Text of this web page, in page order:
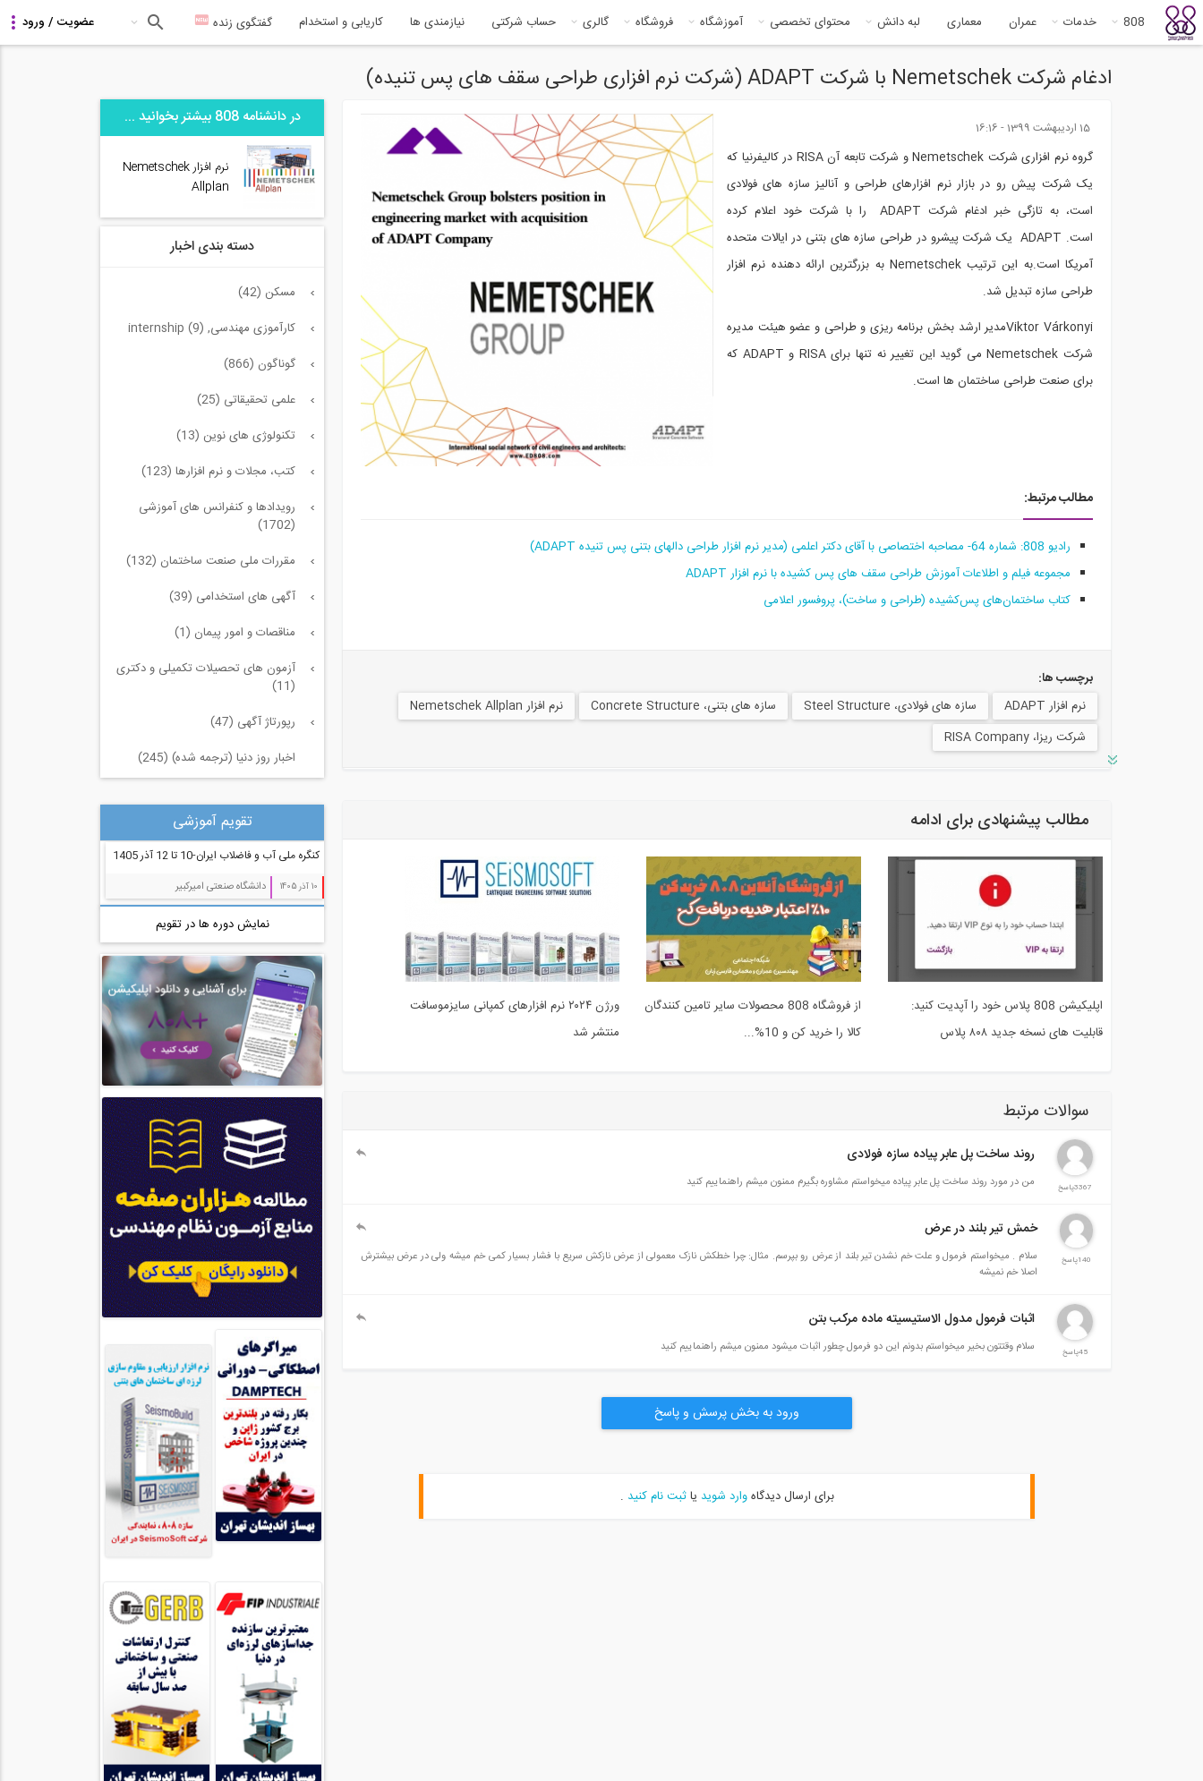
808 خدمات عمران معماری لبه دانش محتوای تخصصی آموزشگاه فروشگاه گالری حساب شرکتی نیازمندی ها کاریابی و استخدام گفتگوی زنده
ادغام شرکت Nemetschek با شرکت ADAPT (شرکت نرم افزاری طراحی سقف های پس تنیده)
15 ارديبهشت 1399 - 16:16
گروه نرم افزاری شرکت Nemetschek و شرکت تابعه آن RISA در کالیفرنیا که
یک شرکت پیش رو در بازار نرم افزارهای طراحی و آنالیز سازه های فولادی
است، به تازگی خبر ادغام شرکت ADAPT را با شرکت خود اعلام کرده
است. ADAPT یک شرکت پیشرو در طراحی سازه های بتنی در ایالات متحده
آمریکا است.به این ترتیب Nemetschek به بزرگترین ارائه دهنده نرم افزار
طراحی سازه تبدیل شد.
Viktor Várkonyiمدیر ارشد بخش برنامه ریزی و طراحی و عضو هیئت مدیره
شرکت Nemetschek می گوید این تغییر نه تنها برای RISA و ADAPT که
برای صنعت طراحی ساختمان ها است.
مطالب مرتبط:
رادیو 808: شماره 64- مصاحبه اختصاصی با آقای دکتر اعلمی (مدیر نرم افزار طراحی دالهای بتنی پس تنیده ADAPT)
مجموعه فیلم و اطلاعات آموزش طراحی سقف های پس کشیده با نرم افزار ADAPT
کتاب ساختمان‌های پس‌کشیده (طراحی و ساخت)، پروفسور اعلامی
برچسب ها:
نرم افزار ADAPT
سازه های فولادی، Steel Structure سازه های بتنی، Concrete Structure
نرم افزار Nemetschek Allplan
شرکت ریزا، RISA Company
مطالب پیشنهادی برای ادامه
اپلیکیشن 808 پلاس خود را آپدیت کنید:
قابلیت های نسخه جدید ۸۰۸ پلاس
از فروشگاه 808 محصولات سایر تامین کنندگان
کالا را خرید کن و 10%...
ورژن ۲۰۲۴ نرم افزارهای کمپانی سایزموسافت
منتشر شد
سوالات مرتبط
3367پاسخ
روند ساخت پل عابر پیاده سازه فولادی
من در مورد روند ساخت پل عابر پیاده میخواستم مشاوره بگیرم ممنون میشم راهنماییم کنید
140پاسخ
خمش تیر بلند در عرض
سلام . میخواستم فرمول و علت خم نشدن تیر بلند از عرض رو بپرسم. مثال: چرا خطکش نازک معمولی از عرض نازکش سریع با فشار بسیار کمی خم میشه ولی در عرض بیشترش
اصلا خم نمیشه
45پاسخ
اثبات فرمول مدول الاستیسیته ماده مرکب بتن
سلام وقتتون بخیر میخواستم بدونم این دو فرمول چطور اثبات میشود ممنون میشم راهنماییم کنید
ورود به بخش پرسش و پاسخ
برای ارسال دیدگاهوارد شوید یاثبت نام کنید .
در دانشنامه 808 بیشتر بخوانید ...
نرم افزار Nemetschek
Allplan
دسته بندی اخبار
مسکن (42)
کارآموزی مهندسی, internship (9)
گوناگون (866)
علمی تحقیقاتی (25)
تکنولوژی های نوین (13)
کتب، مجلات و نرم افزارها (123)
رویدادها و کنفرانس های آموزشی
(1702)
مقررات ملی صنعت ساختمان (132)
آگهی های استخدامی (39)
مناقصات و امور پیمان (1)
آزمون های تحصیلات تکمیلی و دکتری
(11)
رپورتاژ آگهی (47)
اخبار روز دنیا (ترجمه شده) (245)
مدیریت پروژه (55)
معماری (544)
آب، راه، محیط زیست (91)
تقویم آموزشی
کنگره ملی آب و فاضلاب ایران-10 تا 12 آذر 1405
10 آذر 1405 دانشگاه صنعتی امیرکبیر
نمایش دوره ها در تقویم